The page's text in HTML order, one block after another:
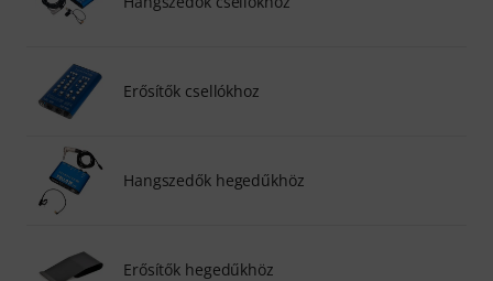
Erősítők csellókhoz
Hangszedők hegedűkhöz
Erősítők hegedűkhöz